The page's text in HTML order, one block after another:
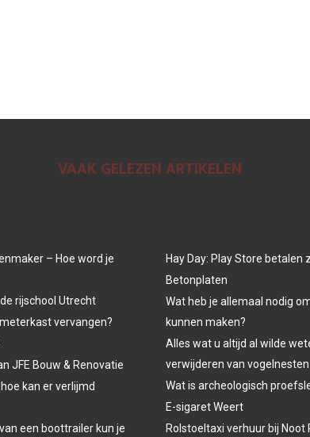
VAAK GELEZEN ARTIKELEN
– Hoe word je
rijschool Utrecht
vervangen?
JFE Bouw & Renovatie
kan er verlijmd
een boottrailer kun je
Hay Day: Play Store betalen
Betonplaten
Wat heb je allemaal nodig
kunnen maken?
Alles wat u altijd al wilde
verwijderen van vogelnesten
Wat is archeologisch
E-sigaret Weert
Rolstoeltaxi verhuur bij